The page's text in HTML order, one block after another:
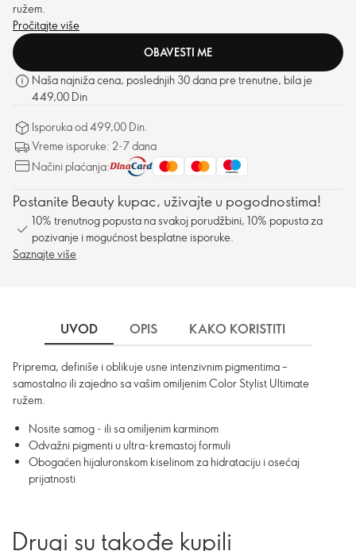
ružem.
Pročitajte više
OBAVESTI ME
Naša najniža cena, poslednjih 30 dana pre trenutne, bila je
449,00 Din
Isporuka od 499,00 Din.
Vreme isporuke: 2-7 dana
Načini plaćanja:
Postanite Beauty kupac, uživajte u pogodnostima!
10% trenutnog popusta na svakoj porudžbini, 10% popusta za
pozivanje i mogućnost besplatne isporuke.
Saznajte više
UVOD OPIS KAKO KORISTITI
Priprema, definiše i oblikuje usne intenzivnim pigmentima –
samostalno ili zajedno sa vašim omiljenim Color Stylist Ultimate
ružem.
Nosite samog - ili sa omiljenim karminom
Odvažni pigmenti u ultra-kremastoj formuli
Obogaćen hijaluronskom kiselinom za hidrataciju i osećaj
prijatnosti
Drugi su takođe kupili